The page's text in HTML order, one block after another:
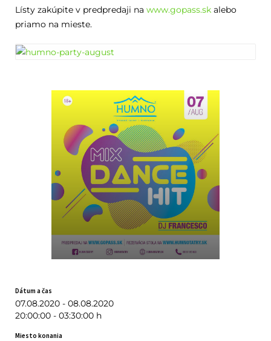
Lísty zakúpite v predpredaji na www.gopass.skalebo
priamo na mieste.
Dátum a čas
07.08.2020 - 08.08.2020
20:00:00 - 03:30:00 h
Miesto konania